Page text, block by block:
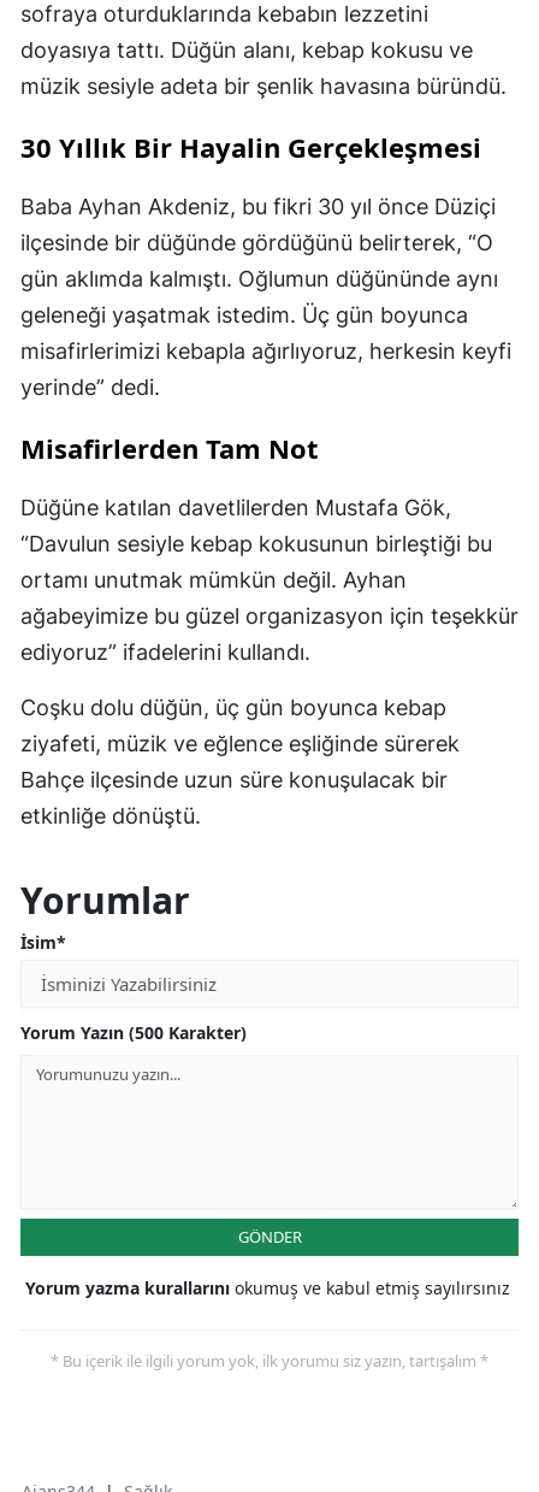
sofraya oturduklarında kebabın lezzetini
doyasıya tattı. Düğün alanı, kebap kokusu ve
müzik sesiyle adeta bir şenlik havasına büründü.
30 Yıllık Bir Hayalin Gerçekleşmesi
Baba Ayhan Akdeniz, bu fikri 30 yıl önce Düziçi
ilçesinde bir düğünde gördüğünü belirterek, “O
gün aklımda kalmıştı. Oğlumun düğününde aynı
geleneği yaşatmak istedim. Üç gün boyunca
misafirlerimizi kebapla ağırlıyoruz, herkesin keyfi
yerinde” dedi.
Misafirlerden Tam Not
Düğüne katılan davetlilerden Mustafa Gök,
“Davulun sesiyle kebap kokusunun birleştiği bu
ortamı unutmak mümkün değil. Ayhan
ağabeyimize bu güzel organizasyon için teşekkür
ediyoruz” ifadelerini kullandı.
Coşku dolu düğün, üç gün boyunca kebap
ziyafeti, müzik ve eğlence eşliğinde sürerek
Bahçe ilçesinde uzun süre konuşulacak bir
etkinliğe dönüştü.
Yorumlar
İsim*
Yorum Yazın (500 Karakter)
GÖNDER
Yorum yazma kurallarını okumuş ve kabul etmiş sayılırsınız
* Bu içerik ile ilgili yorum yok, ilk yorumu siz yazın, tartışalım *